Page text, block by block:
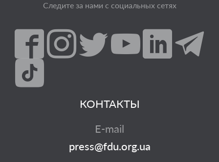
Следите за нами с социальных сетях
КОНТАКТЫ
E-mail
press@fdu.org.ua